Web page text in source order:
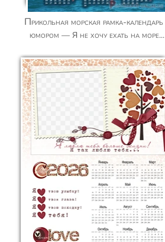
Прикольная морская рамка-календарь с
юмором — Я не хочу ехать на море...